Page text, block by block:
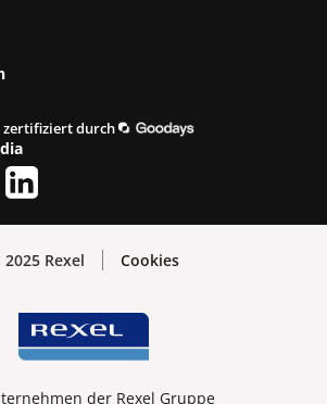
zertifiziert durch
Rexel Cookies
der Rexel Gruppe